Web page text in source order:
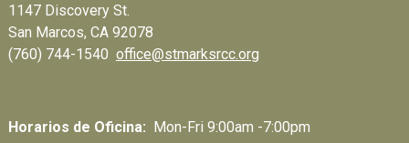
1147 Discovery St.
San Marcos, CA 92078
(760) 744-1540 office@stmarksrcc.org
Horarios de Oficina: Mon-Fri 9:00am -7:00pm